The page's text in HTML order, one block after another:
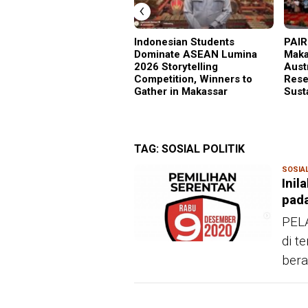
Indonesian Students
Dominate ASEAN Lumina
2026 Storytelling
Competition, Winners to
Gather in Makassar
‹
TAG: SOSIAL POLITIK
di